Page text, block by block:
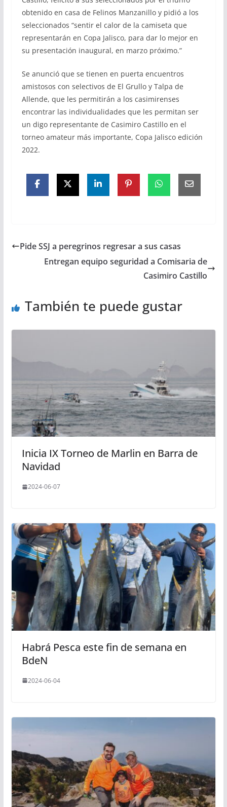
obtenido en casa de Felinos Manzanillo y pidió a los
seleccionados “sentir el calor de la camiseta que
representarán en Copa Jalisco, para dar lo mejor en
su presentación inaugural, en marzo próximo.”
Se anunció que se tienen en puerta encuentros
amistosos con selectivos de El Grullo y Talpa de
Allende, que les permitirán a los casimirenses
encontrar las individualidades que les permitan ser
un digo representante de Casimiro Castillo en el
torneo amateur más importante, Copa Jalisco edición
2022.
Pide SSJ a peregrinos regresar a sus casas
Entregan equipo seguridad a Comisaria de
Casimiro Castillo
También te puede gustar
Inicia IX Torneo de Marlin en Barra de
Navidad
2024-06-07
Habrá Pesca este fin de semana en
BdeN
2024-06-04